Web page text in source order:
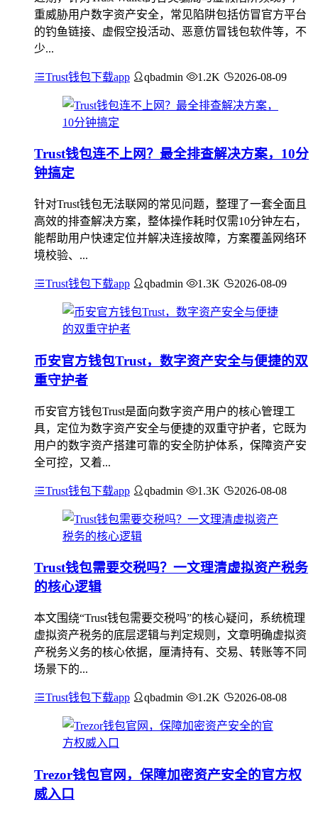
重威胁用户数字资产安全，常见陷阱包括仿冒官方平台
的钓鱼链接、虚假空投活动、恶意仿冒钱包软件等，不
少...
Trust钱包下载app qbadmin 1.2K 2026-08-09
Trust钱包连不上网？最全排查解决方案，10分
钟搞定
针对Trust钱包无法联网的常见问题，整理了一套全面且
高效的排查解决方案，整体操作耗时仅需10分钟左右，
能帮助用户快速定位并解决连接故障，方案覆盖网络环
境校验、...
Trust钱包下载app qbadmin 1.3K 2026-08-09
币安官方钱包Trust，数字资产安全与便捷的双
重守护者
币安官方钱包Trust是面向数字资产用户的核心管理工
具，定位为数字资产安全与便捷的双重守护者，它既为
用户的数字资产搭建可靠的安全防护体系，保障资产安
全可控，又着...
Trust钱包下载app qbadmin 1.3K 2026-08-08
Trust钱包需要交税吗？一文理清虚拟资产税务
的核心逻辑
本文围绕“Trust钱包需要交税吗”的核心疑问，系统梳理
虚拟资产税务的底层逻辑与判定规则，文章明确虚拟资
产税务义务的核心依据，厘清持有、交易、转账等不同
场景下的...
Trust钱包下载app qbadmin 1.2K 2026-08-08
Trezor钱包官网，保障加密资产安全的官方权
威入口